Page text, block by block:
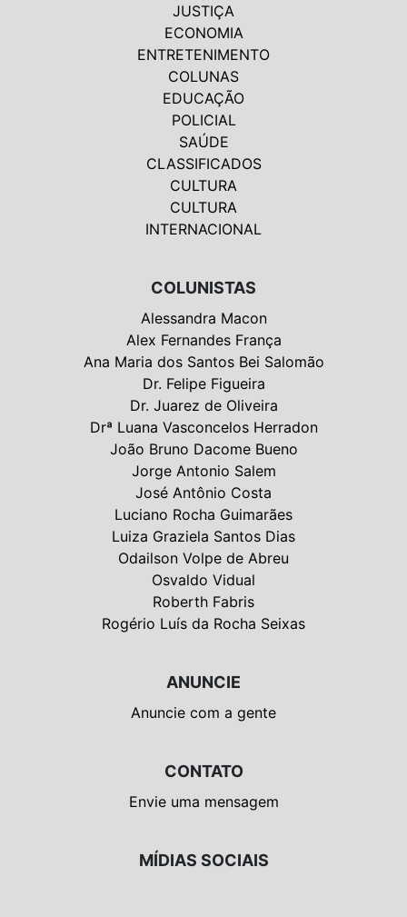
JUSTIÇA
ECONOMIA
ENTRETENIMENTO
COLUNAS
EDUCAÇÃO
POLICIAL
SAÚDE
CLASSIFICADOS
CULTURA
CULTURA
INTERNACIONAL
COLUNISTAS
Alessandra Macon
Alex Fernandes França
Ana Maria dos Santos Bei Salomão
Dr. Felipe Figueira
Dr. Juarez de Oliveira
Drª Luana Vasconcelos Herradon
João Bruno Dacome Bueno
Jorge Antonio Salem
José Antônio Costa
Luciano Rocha Guimarães
Luiza Graziela Santos Dias
Odailson Volpe de Abreu
Osvaldo Vidual
Roberth Fabris
Rogério Luís da Rocha Seixas
ANUNCIE
Anuncie com a gente
CONTATO
Envie uma mensagem
MÍDIAS SOCIAIS